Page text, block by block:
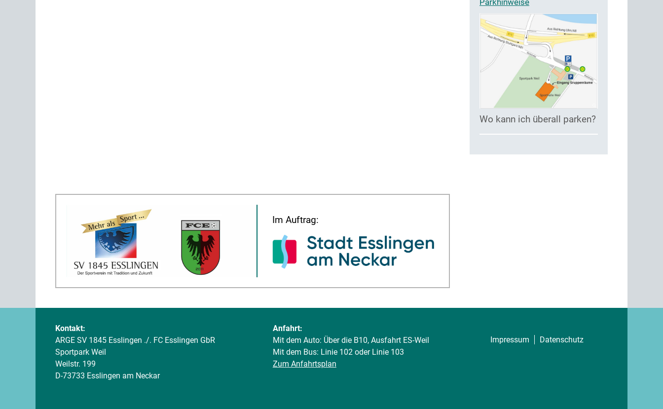
Wo kann ich überall parken?
Im Auftrag:
Kontakt:
ARGE SV 1845 Esslingen ./. FC Esslingen GbR
Sportpark Weil
Weilstr. 199
D-73733 Esslingen am Neckar
Anfahrt:
Mit dem Auto: Über die B10, Ausfahrt ES-Weil
Mit dem Bus: Linie 102 oder Linie 103
Zum Anfahrtsplan
Impressum Datenschutz